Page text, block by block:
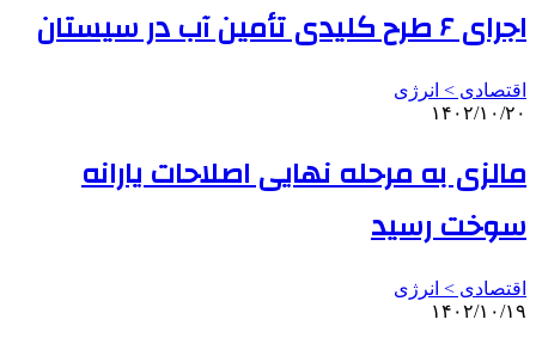
اجرای ۶ طرح کلیدی تأمین آب در سیستان
اقتصادی > انرژی
۱۴۰۲/۱۰/۲۰
مالزی به مرحله نهایی اصلاحات یارانه
سوخت رسید
اقتصادی > انرژی
۱۴۰۲/۱۰/۱۹